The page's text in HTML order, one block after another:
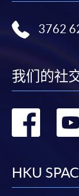
3762
我们的社
转
HKU